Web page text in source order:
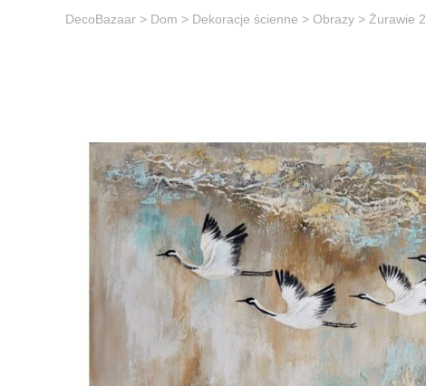
DecoBazaar > Dom > Dekoracje ścienne > Obrazy > Żurawie